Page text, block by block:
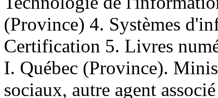
(Province) 4. Systèmes
Certification 5. Livres
I. Québec (Province).
sociaux, autre agent